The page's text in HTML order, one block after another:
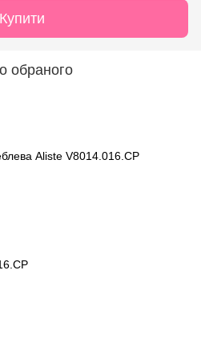
Купити
обраного
Aliste V8014.016.СP